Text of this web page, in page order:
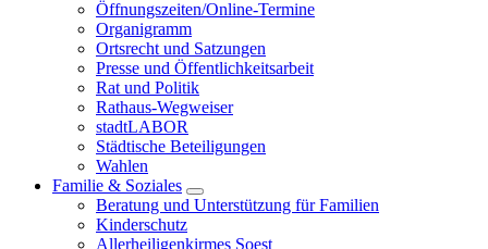
Öffnungszeiten/Online-Termine
Organigramm
Ortsrecht und Satzungen
Presse und Öffentlichkeitsarbeit
Rat und Politik
Rathaus-Wegweiser
stadtLABOR
Städtische Beteiligungen
Wahlen
Familie & Soziales
Beratung und Unterstützung für Familien
Kinderschutz
Allerheiligenkirmes Soest